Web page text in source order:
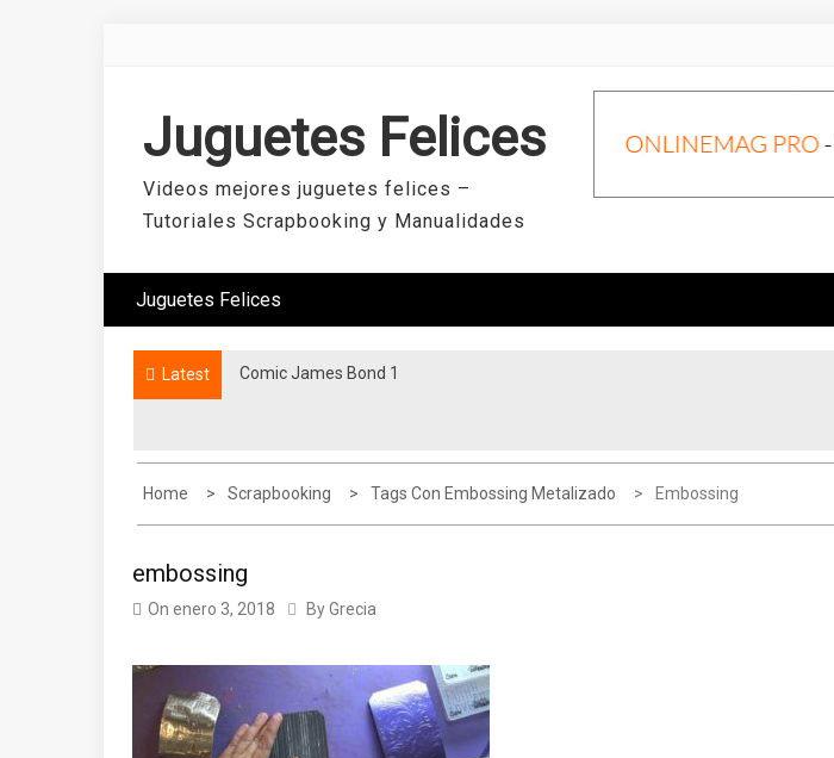
Juguetes Felices
Videos mejores juguetes felices –
Tutoriales Scrapbooking y Manualidades
Juguetes Felices
Latest Comic James Bond 1
Mini álbum con dos hojas
Home Scrapbooking Tags Con Embossing Metalizado Embossing
embossing
On enero 3, 2018 ByGrecia